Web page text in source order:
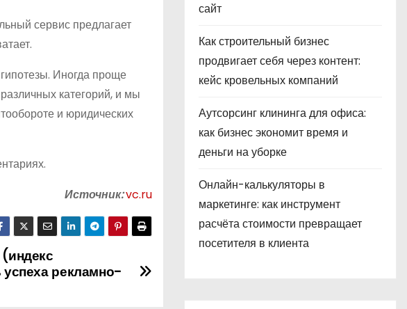
сервис предлагает
Иногда проще
категорий, и мы
и юридических
Источник:vc.ru
успеха рекламно-
сайт
Как строительный бизнес
продвигает себя через контент:
кейс кровельных компаний
Аутсорсинг клининга для офиса:
как бизнес экономит время и
деньги на уборке
Онлайн-калькуляторы в
маркетинге: как инструмент
расчёта стоимости превращает
посетителя в клиента